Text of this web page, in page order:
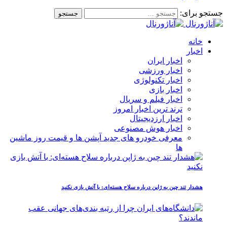
جستجو برای:
خانه
اخبار
اخبار ایران
اخبار ورزشی
اخبار تکنولوژی
اخبار بازی
اخبار فیلم و سریال
ترند ترین اخبار امروز
اخبار ارزدیجیتال
اخبار هوش مصنوعی
معرفی خودرو های جدید آپشن‌ ها و قیمت روز ماشین‌
ها
هشدار تند چین به ژاپن درباره سلاح هسته‌ای: با آتش بازی نکنید